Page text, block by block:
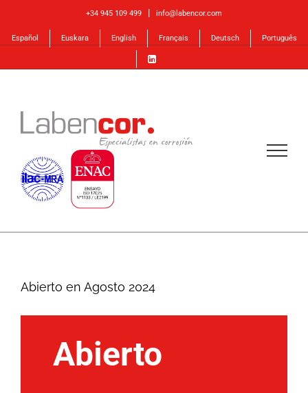
+34 945 109 499 | info@labencor.com
Español Euskara English Français Deutsch Português
Abierto en Agosto 2024
Abierto